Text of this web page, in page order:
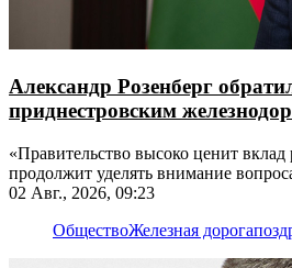
Александр Розенберг
приднестровским
«Правительство высоко ценит вклад
продолжит уделять внимание
транспортной инфраструктуры», -
02 Авг., 2026, 09:23
ОбществоЖелезная дорога